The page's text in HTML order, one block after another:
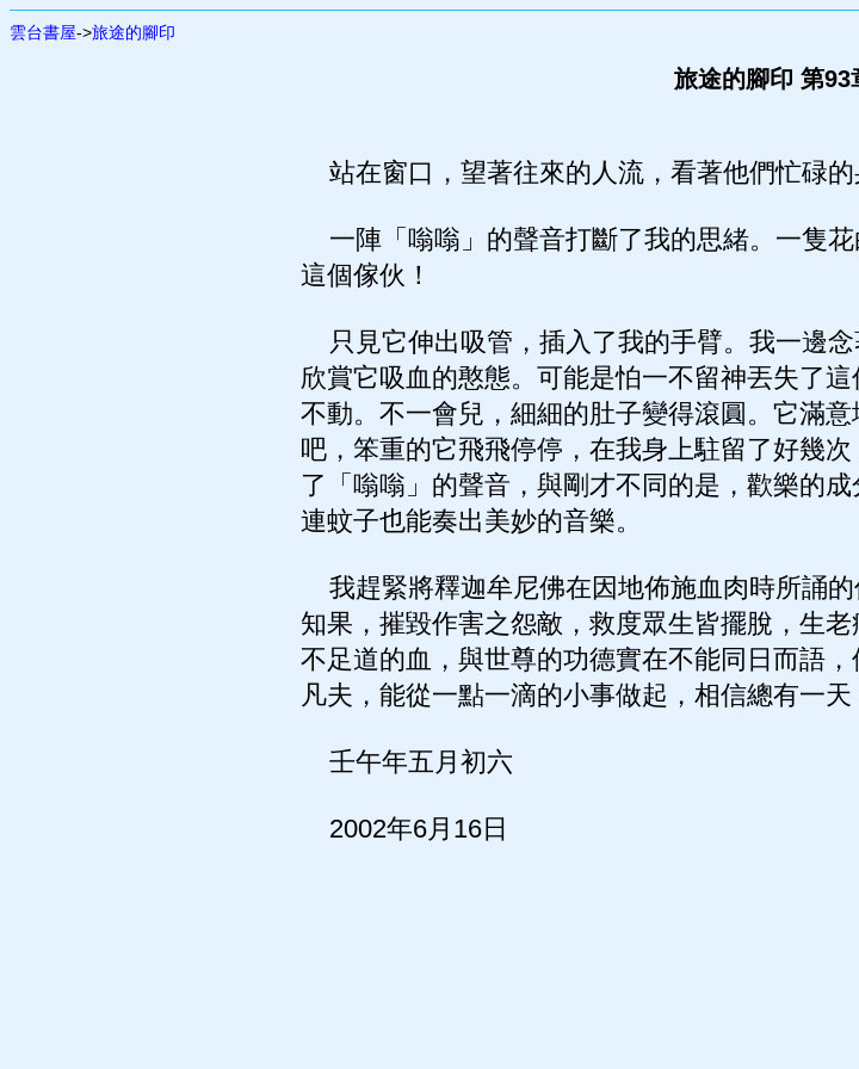
雲台書屋->旅途的腳印
旅途的腳印 第93
站在窗口，望著往來的人流，看著他們忙碌的
一陣「嗡嗡」的聲音打斷了我的思緒。一隻
這個傢伙！
只見它伸出吸管，插入了我的手臂。我一邊
欣賞它吸血的憨態。可能是怕一不留神丟失了
不動。不一會兒，細細的肚子變得滾圓。它滿
吧，笨重的它飛飛停停，在我身上駐留了好幾
了「嗡嗡」的聲音，與剛才不同的是，歡樂的
連蚊子也能奏出美妙的音樂。
我趕緊將釋迦牟尼佛在因地佈施血肉時所誦
知果，摧毀作害之怨敵，救度眾生皆擺脫，生
不足道的血，與世尊的功德實在不能同日而語
凡夫，能從一點一滴的小事做起，相信總有一天
壬午年五月初六
2002年6月16日